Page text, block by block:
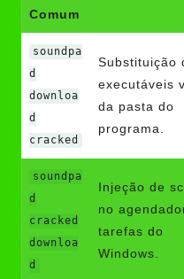
Comum
soundpa
d
downloa
d
cracked
Substituição
executáveis
da pasta do
programa.
soundpa
d
cracked
downloa
d
Injeção de
no
tarefas do
Windows.